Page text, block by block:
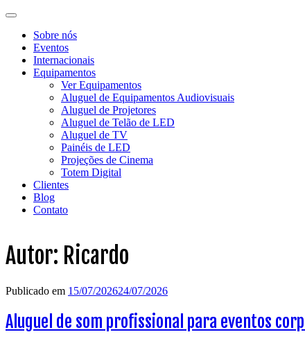
Sobre nós
Eventos
Internacionais
Equipamentos
Ver Equipamentos
Aluguel de Equipamentos Audiovisuais
Aluguel de Projetores
Aluguel de Telão de LED
Aluguel de TV
Painéis de LED
Projeções de Cinema
Totem Digital
Clientes
Blog
Contato
Autor: Ricardo
Publicado em 15/07/202624/07/2026
Aluguel de som profissional para eventos